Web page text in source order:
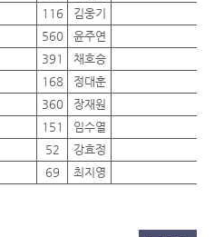
116 김웅기
560 윤주연
391 채호승
168 정대훈
360 장재원
151 임수열
52 강효정
69 최지영